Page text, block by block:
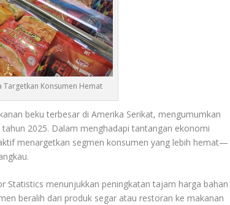
Targetkan Konsumen Hemat
beku terbesar di Amerika Serikat, mengumumkan
2025. Dalam menghadapi tantangan ekonomi
menargetkan segmen konsumen yang lebih hemat—
Statistics menunjukkan peningkatan tajam harga bahan
beralih dari produk segar atau restoran ke makanan